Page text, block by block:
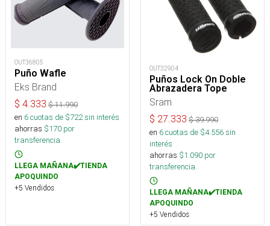
OUT36805
Puño Wafle
Eks Brand
$ 4.333 $11.990
en 6cuotas de $722sin interés
ahorras $170 por
transferencia.
LLEGA MAÑANA✔️TIENDA
APOQUINDO
+5 Vendidos
OUT32904
Puños Lock On Doble
Abrazadera Tope
Sram
$ 27.333 $39.990
en 6cuotas de $4.556sin
interés
ahorras $1.090 por
transferencia.
LLEGA MAÑANA✔️TIENDA
APOQUINDO
+5 Vendidos